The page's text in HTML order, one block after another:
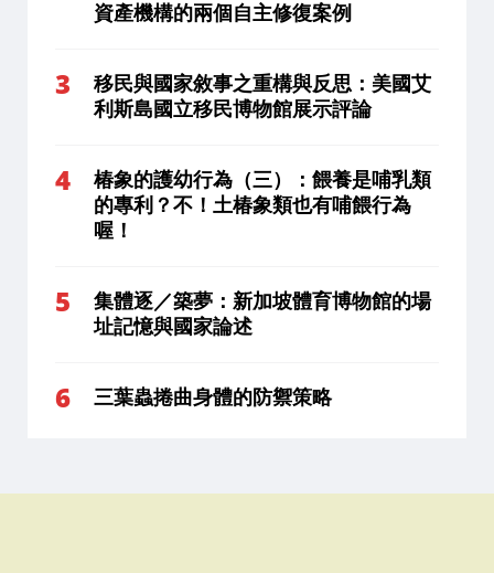
資產機構的兩個自主修復案例
移民與國家敘事之重構與反思：美國艾
利斯島國立移民博物館展示評論
椿象的護幼行為（三）：餵養是哺乳類
的專利？不！土椿象類也有哺餵行為
喔！
集體逐／築夢：新加坡體育博物館的場
址記憶與國家論述
三葉蟲捲曲身體的防禦策略